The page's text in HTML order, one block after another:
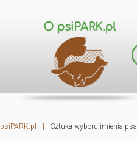
psiPARK.pl Sztuka wyboru imienia psa